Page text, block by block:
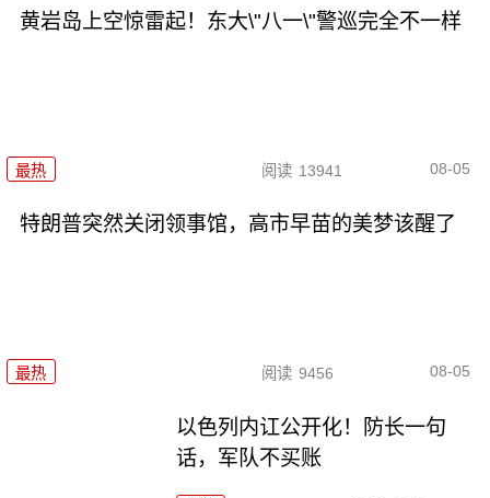
黄岩岛上空惊雷起！东大\"八一\"警巡完全不一样
最热 阅读 13941 08-05
特朗普突然关闭领事馆，高市早苗的美梦该醒了
最热 阅读 9456 08-05
以色列内讧公开化！防长一句
话，军队不买账